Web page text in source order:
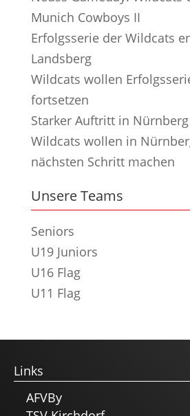
Munich Cowboys II
Erfolgsserie der Wildcats
Landsberg
Wildcats wollen
fortsetzen
Starker Auftritt in Nürnberg
Wildcats wollen in
nächsten Schritt machen
Unsere Teams
Seniors
U19 Juniors
U16 Flag
U11 Flag
Links
AFVBy